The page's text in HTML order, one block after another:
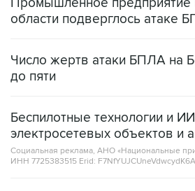
Промышленное предприятие
области подверглось атаке
Число жертв атаки БПЛА на
до пяти
Беспилотные технологии и
электросетевых объектов и
Социальная реклама, АНО «Национальные
ИНН 7725383515 Erid: F7NfYUJCUneVdwcydK6A